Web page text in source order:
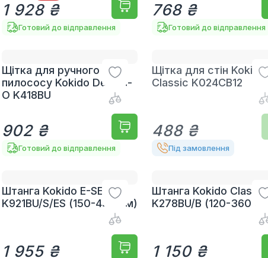
1 928 ₴
Готовий до відправлення
768 ₴
Готовий до відправлення
Щітка для ручного
пилососу Kokido Design-
O K418BU
902 ₴
Готовий до відправлення
Щітка для стін Kokido
Classic K024CB12
488 ₴
Під замовлення
Штанга Kokido E-SERIES
K921BU/S/ES (150-450 см)
1 955 ₴
Штанга Kokido Classic
K278BU/B (120-360 см)
1 150 ₴